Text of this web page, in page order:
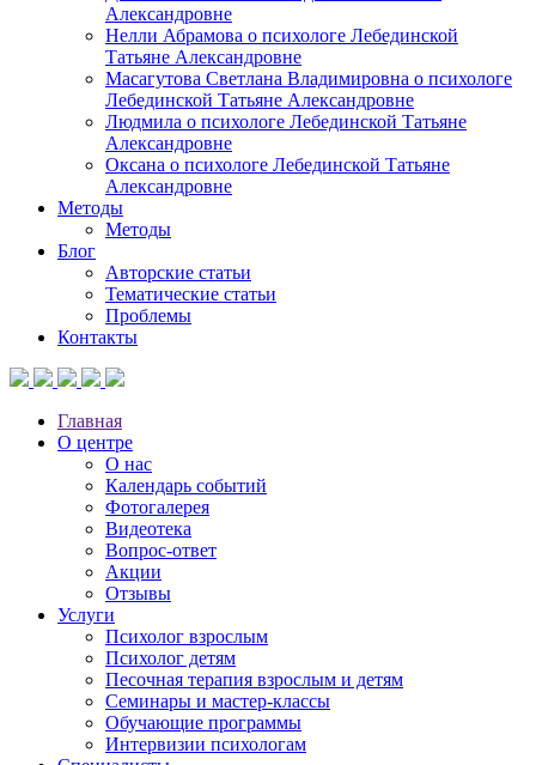
Александровне
Нелли Абрамова о психологе Лебединской
Татьяне Александровне
Масагутова Светлана Владимировна о психологе
Лебединской Татьяне Александровне
Людмила о психологе Лебединской Татьяне
Александровне
Оксана о психологе Лебединской Татьяне
Александровне
Методы
Методы
Блог
Авторские статьи
Тематические статьи
Проблемы
Контакты
Главная
О центре
О нас
Календарь событий
Фотогалерея
Видеотека
Вопрос-ответ
Акции
Отзывы
Услуги
Психолог взрослым
Психолог детям
Песочная терапия взрослым и детям
Семинары и мастер-классы
Обучающие программы
Интервизии психологам